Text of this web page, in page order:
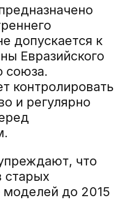
допускается к
Евразийского
союза.
контролировать
и регулярно
что
старых
до 2015